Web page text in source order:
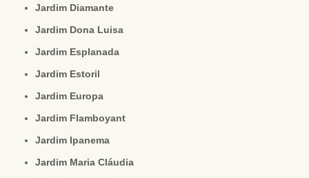
Jardim Diamante
Jardim Dona Luisa
Jardim Esplanada
Jardim Estoril
Jardim Europa
Jardim Flamboyant
Jardim Ipanema
Jardim Maria Cláudia